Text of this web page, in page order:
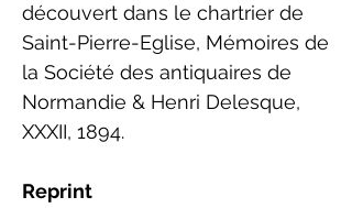
découvert dans le chartrier de
Saint-Pierre-Eglise, Mémoires de
la Société des antiquaires de
Normandie & Henri Delesque,
XXXII, 1894.
Reprint